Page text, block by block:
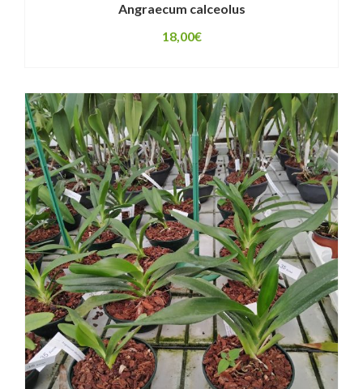
Angraecum calceolus
18,00€